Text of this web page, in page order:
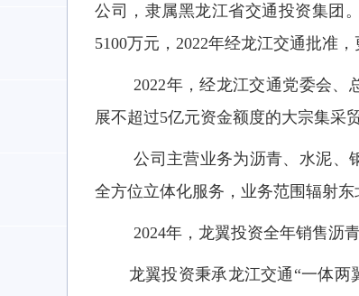
公司，隶属黑龙江省交通投资集团
5100万元，2022年经龙江交通批准，
2022年，经龙江交通党委会
展不超过5亿元资金额度的大宗集采
公司主营业务为沥青、水泥、
全方位立体化服务，业务范围辐射东
2024年，龙翼投资全年销售沥
龙翼投资秉承龙江交通“一体两翼